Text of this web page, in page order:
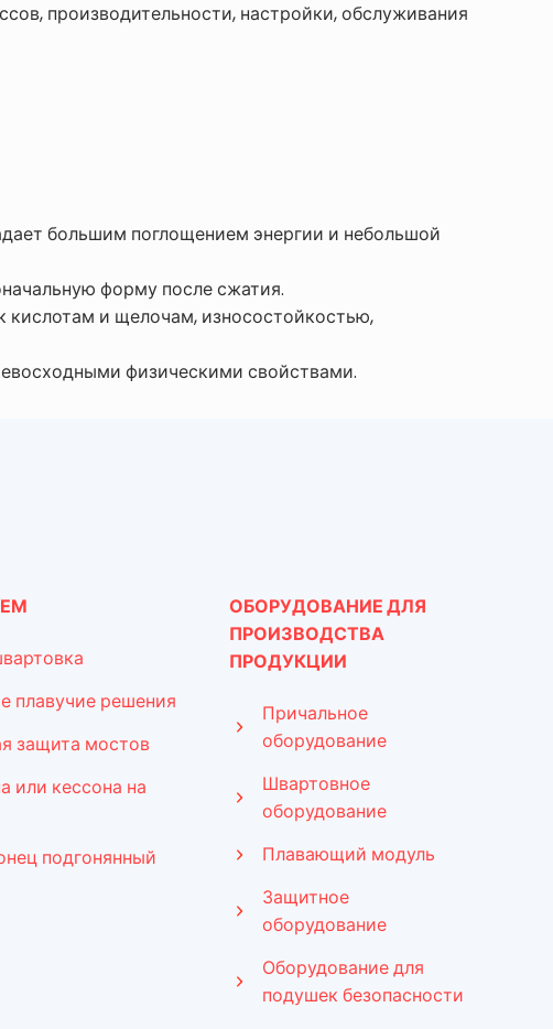
производительности, настройки, обслуживания
большим поглощением энергии и небольшой
форму после сжатия.
и щелочам, износостойкостью,
физическими свойствами.
плавучие решения
защита мостов
или кессона на
подгонянный
ОБОРУДОВАНИЕ ДЛЯ
ПРОИЗВОДСТВА
ПРОДУКЦИИ
Причальное
оборудование
Швартовное
оборудование
Плавающий модуль
Защитное
оборудование
Оборудование для
подушек безопасности